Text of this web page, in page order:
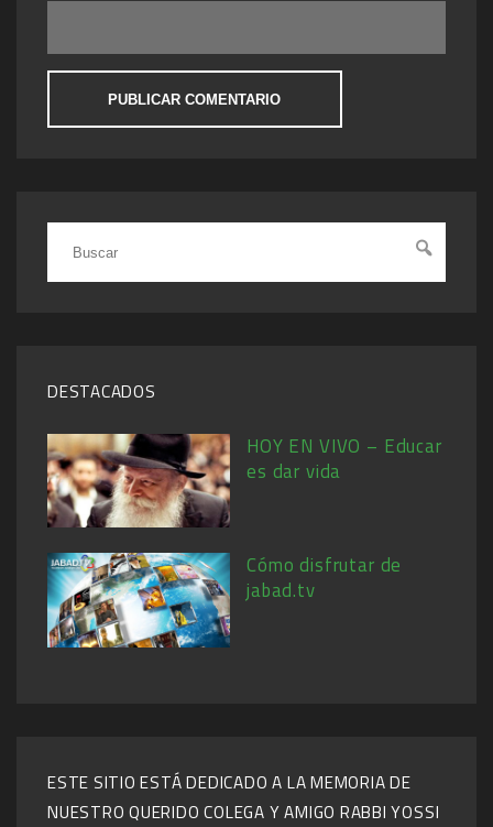
DESTACADOS
HOY EN VIVO – Educar
es dar vida
Cómo disfrutar de
jabad.tv
ESTE SITIO ESTÁ DEDICADO A LA MEMORIA DE
NUESTRO QUERIDO COLEGA Y AMIGO RABBI YOSSI